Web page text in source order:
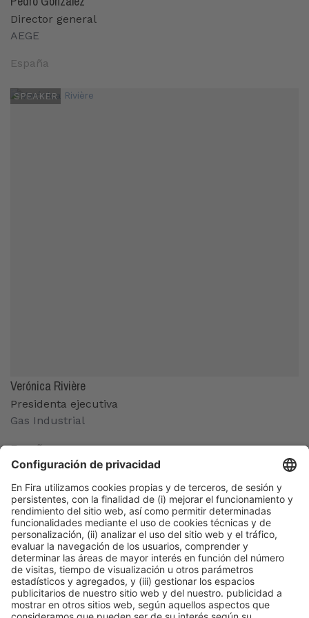
Director general
AEGE
España
SPEAKER
Verónica Rivière
Presidenta ejecutiva
Gas Industrial
España
Organizadores